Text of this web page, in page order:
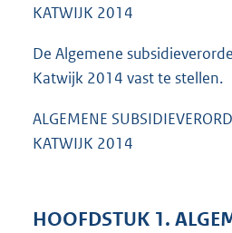
KATWIJK 2014
De Algemene
Katwijk 2014 vast te stellen.
ALGEMENE
KATWIJK 2014
HOOFDSTUK 1.